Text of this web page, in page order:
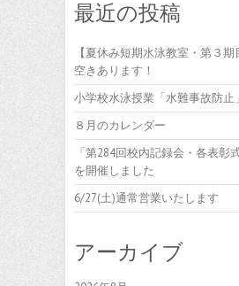
最近の投稿
【夏休み短期水泳教室・第３期
空きあります！
小学校水泳授業「水難事故防止
８月のカレンダー
「第284回校内記録会・各表彰
を開催しました
6/27(土)通常営業いたします
アーカイブ